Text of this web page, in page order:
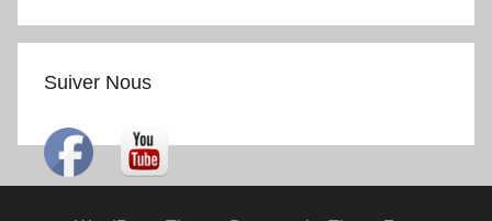
Suiver Nous